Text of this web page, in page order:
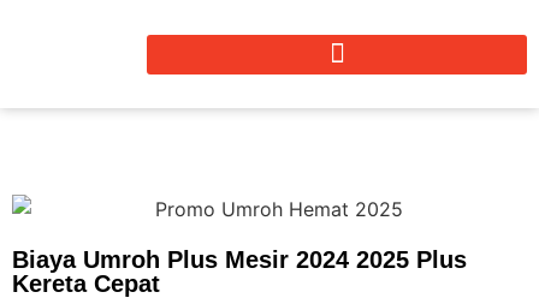
Biaya Umroh Plus Mesir 2024 2025 Plus
Kereta Cepat